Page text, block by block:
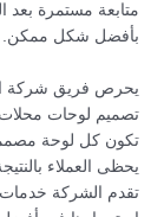
متابعة مستمرة بعد
بأفضل شكل ممكن.
يحرص فريق شركة
تصميم لوحات
تكون كل لوحة
يحظى العملاء
تقدم الشركة